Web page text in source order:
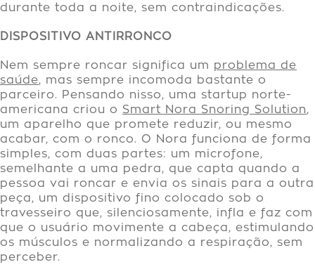
durante toda a noite, sem contraindicações.
DISPOSITIVO ANTIRRONCO
Nem sempre roncar significa um problema de
saúde, mas sempre incomoda bastante o
parceiro. Pensando nisso, uma startup norte-
americana criou o Smart Nora Snoring Solution,
um aparelho que promete reduzir, ou mesmo
acabar, com o ronco. O Nora funciona de forma
simples, com duas partes: um microfone,
semelhante a uma pedra, que capta quando a
pessoa vai roncar e envia os sinais para a outra
peça, um dispositivo fino colocado sob o
travesseiro que, silenciosamente, infla e faz com
que o usuário movimente a cabeça, estimulando
os músculos e normalizando a respiração, sem
perceber.